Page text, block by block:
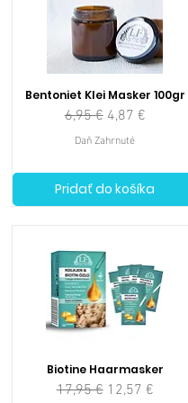
Bentoniet Klei Masker 100gr
Normálna cena
6,95 € Zľavnená cena
4,87 €
Daň Zahrnuté
Pridať do košíka
Biotine Haarmasker
Normálna cena
17,95 € Zľavnená cena
12,57 €